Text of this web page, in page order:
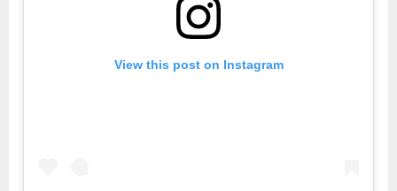
View this post on Instagram